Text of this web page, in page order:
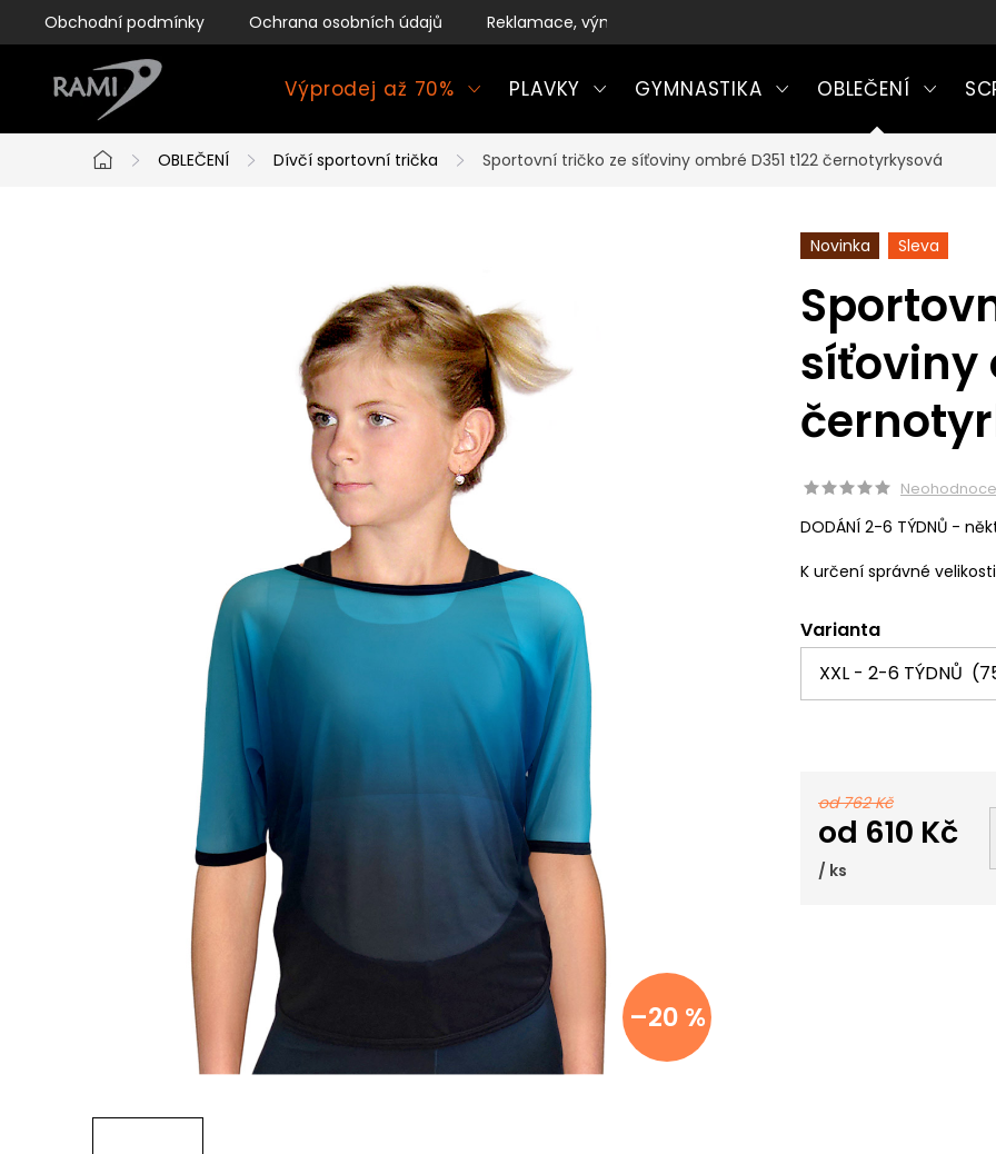
na
Obchodní podmínky Ochrana osobních údajů Reklamace, výměny a vrácení zboží
Výprodej až 70% PLAVKY GYMNASTIKA OBLEČENÍ
Domů
OBLEČENÍ Dívčí sportovní trička Sportovní tričko ze síťoviny ombré D351 t122 černotyrkysová
–20 %
Novinka Sleva
síťoviny
DODÁNÍ 2-6 TÝDNŮ -
K určení správné
Varianta
od 762 Kč
od 610 Kč
/ ks